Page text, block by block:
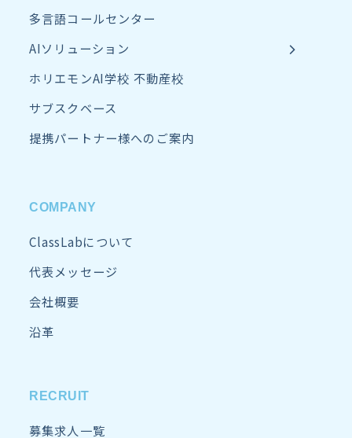
多言語コールセンター
AIソリューション
ホリエモンAI学校 不動産校
サブスクベース
提携パートナー様へのご案内
COMPANY
ClassLabについて
代表メッセージ
会社概要
沿革
RECRUIT
募集求人一覧